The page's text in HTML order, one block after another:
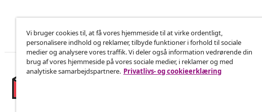
Vi bruger cookies til, at få vores hjemmeside til at virke ordentligt,
personalisere indhold og reklamer, tilbyde funktioner i forhold til sociale
medier og analysere vores traffik. Vi deler også information vedrørende din
brug af vores hjemmeside på vores sociale medier, i reklamer og med
analytiske samarbejdspartnere. Privatlivs- og cookieerklæring